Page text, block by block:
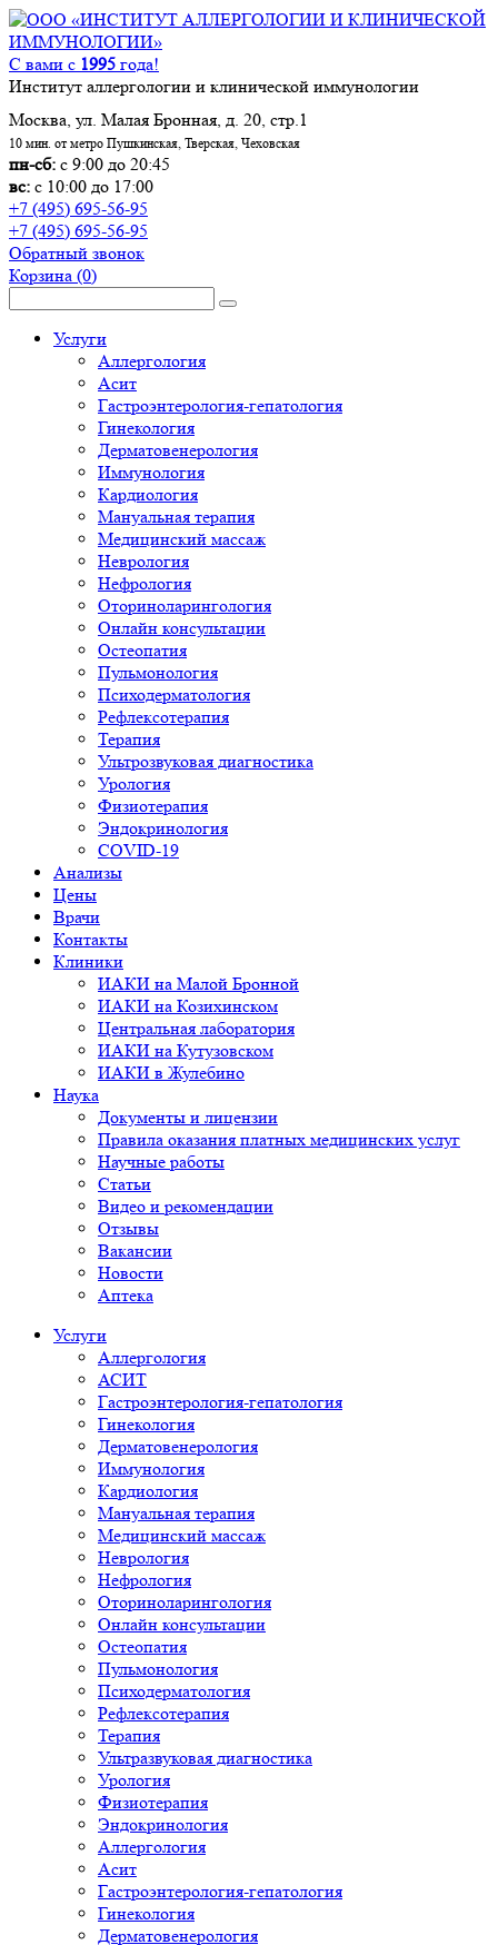
С вами с 1995 года!
Институт аллергологии и клинической иммунологии
Москва, ул. Малая Бронная, д. 20, стр.1
10 мин. от метро Пушкинская, Тверская, Чеховская
пн-сб: с 9:00 до 20:45
вс: с 10:00 до 17:00
+7 (495) 695-56-95
+7 (495) 695-56-95
Обратный звонок
Корзина (0)
Услуги
Аллергология
Асит
Гастроэнтерология-гепатология
Гинекология
Дерматовенерология
Иммунология
Кардиология
Мануальная терапия
Медицинский массаж
Неврология
Нефрология
Оториноларингология
Онлайн консультации
Остеопатия
Пульмонология
Психодерматология
Рефлексотерапия
Терапия
Ультрозвуковая диагностика
Урология
Физиотерапия
Эндокринология
COVID-19
Анализы
Цены
Врачи
Контакты
Клиники
ИАКИ на Малой Бронной
ИАКИ на Козихинском
Центральная лаборатория
ИАКИ на Кутузовском
ИАКИ в Жулебино
Наука
Документы и лицензии
Правила оказания платных медицинских услуг
Научные работы
Статьи
Видео и рекомендации
Отзывы
Вакансии
Новости
Аптека
Услуги
Аллергология
АСИТ
Гастроэнтерология-гепатология
Гинекология
Дерматовенерология
Иммунология
Кардиология
Мануальная терапия
Медицинский массаж
Неврология
Нефрология
Оториноларингология
Онлайн консультации
Остеопатия
Пульмонология
Психодерматология
Рефлексотерапия
Терапия
Ультразвуковая диагностика
Урология
Физиотерапия
Эндокринология
Аллергология
Асит
Гастроэнтерология-гепатология
Гинекология
Дерматовенерология